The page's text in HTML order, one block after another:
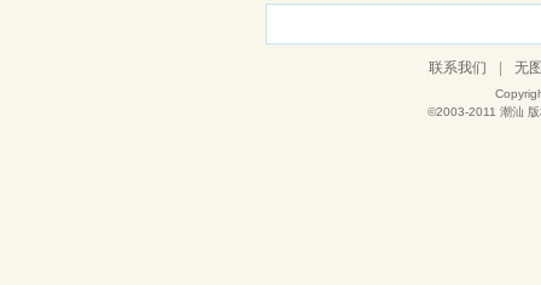
联系我们 无
©2003-2011 潮汕